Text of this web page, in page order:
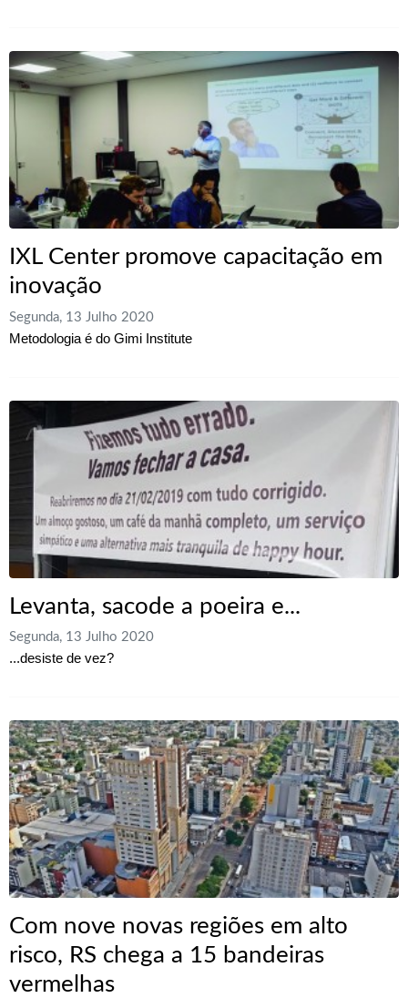
IXL Center promove capacitação em
inovação
Segunda, 13 Julho 2020
Metodologia é do Gimi Institute
Levanta, sacode a poeira e...
Segunda, 13 Julho 2020
...desiste de vez?
Com nove novas regiões em alto
risco, RS chega a 15 bandeiras
vermelhas